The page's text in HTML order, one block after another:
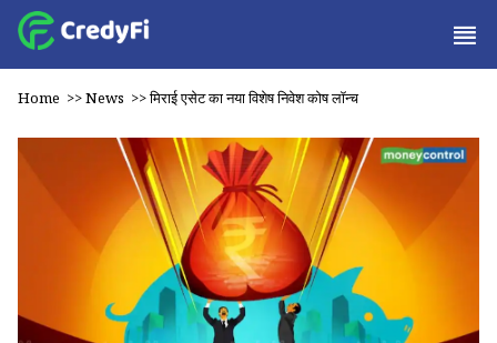
Home >>News >>मिराई एसेट का नया विशेष निवेश कोष लॉन्च